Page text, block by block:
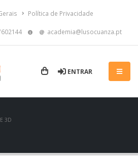
Política de Privacidade
academia@lusocuanza.pt
ENTRAR
3D